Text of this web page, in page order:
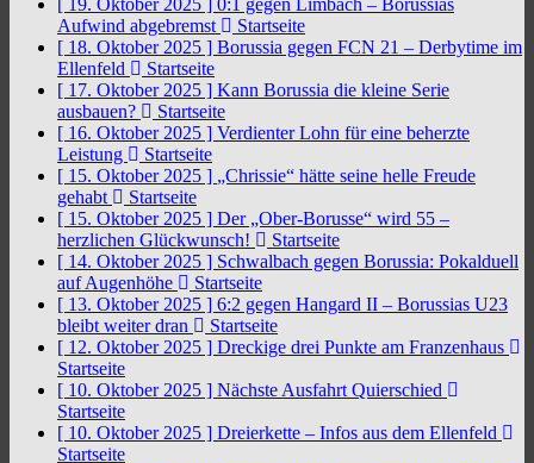
[ 19. Oktober 2025 ] 0:1 gegen Limbach – Borussias
Aufwind abgebremst
Startseite
[ 18. Oktober 2025 ] Borussia gegen FCN 21 – Derbytime im
Ellenfeld
Startseite
[ 17. Oktober 2025 ] Kann Borussia die kleine Serie
ausbauen?
Startseite
[ 16. Oktober 2025 ] Verdienter Lohn für eine beherzte
Leistung
Startseite
[ 15. Oktober 2025 ] „Chrissie“ hätte seine helle Freude
gehabt
Startseite
[ 15. Oktober 2025 ] Der „Ober-Borusse“ wird 55 –
herzlichen Glückwunsch!
Startseite
[ 14. Oktober 2025 ] Schwalbach gegen Borussia: Pokalduell
auf Augenhöhe
Startseite
[ 13. Oktober 2025 ] 6:2 gegen Hangard II – Borussias U23
bleibt weiter dran
Startseite
[ 12. Oktober 2025 ] Dreckige drei Punkte am Franzenhaus
Startseite
[ 10. Oktober 2025 ] Nächste Ausfahrt Quierschied
Startseite
[ 10. Oktober 2025 ] Dreierkette – Infos aus dem Ellenfeld
Startseite